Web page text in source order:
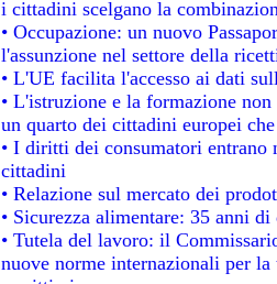
i cittadini scelgano la
• Occupazione: un nuovo
l'assunzione nel settore della
• L'UE facilita l'accesso ai dati
• L'istruzione e la formazione
un quarto dei cittadini europei
• I diritti dei consumatori
cittadini
• Relazione sul mercato dei
• Sicurezza alimentare: 35 anni
• Tutela del lavoro: il
nuove norme internazionali per